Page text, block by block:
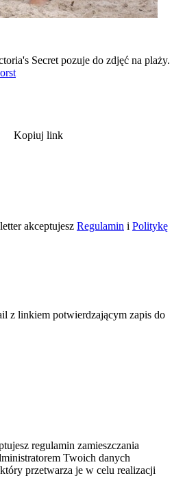
Secret pozuje do zdjęć na plaży.
Kopiuj link
akceptujesz Regulamin i Politykę
z linkiem potwierdzającym zapis do
regulamin zamieszczania
Twoich danych
przetwarza je w celu realizacji